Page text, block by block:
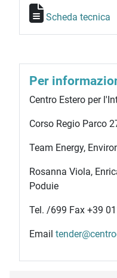
Scheda tecnica
Per
Centro Estero per
Corso Regio Parco
Team Energy,
Rosanna Viola,
Poduie
Tel. /699 Fax +39
Email